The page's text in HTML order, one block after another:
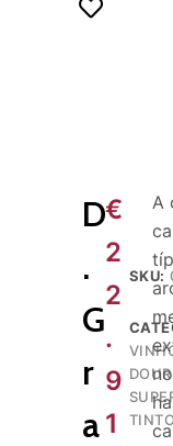
D
.
G
r
a
€
2
2
.
9
1
SKU:
A